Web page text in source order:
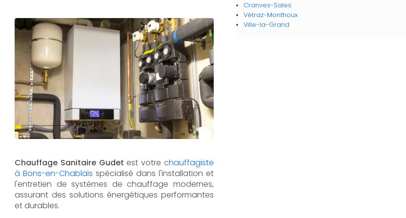
Chauffage Sanitaire Gudet est votre chauffagiste
à Bons-en-Chablais spécialisé dans l'installation et
l'entretien de systèmes de chauffage modernes,
assurant des solutions énergétiques performantes
et durables.
Cranves-Sales
Vétraz-Monthoux
Ville-la-Grand